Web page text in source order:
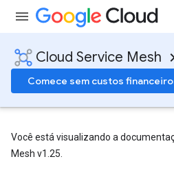
Cloud Service Mesh
Comece sem custos
Você está visualizando a
Mesh v1.25.